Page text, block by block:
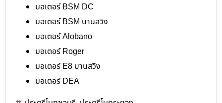
มอเตอร์ BSM DC
มอเตอร์ BSM บานสวิง
มอเตอร์ Alobano
มอเตอร์ Roger
มอเตอร์ E8 บานสวิง
มอเตอร์ DEA